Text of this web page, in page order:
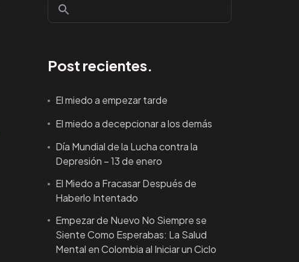
Post recientes.
El miedo a empezar tarde
El miedo a decepcionar a los demás
Día Mundial de la Lucha contra la
Depresión – 13 de enero
El Miedo a Fracasar Después de
Haberlo Intentado
Empezar de Nuevo No Siempre se
Siente Como Esperabas: La Salud
Mental en Colombia al Iniciar un Ciclo